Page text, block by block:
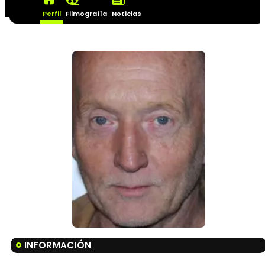
Perfil Filmografía Noticias
INFORMACIÓN